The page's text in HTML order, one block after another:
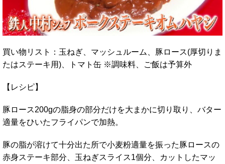
買い物リスト：玉ねぎ、マッシュルーム、豚ロース(厚切りま
たはステーキ用)、トマト缶 ※調味料、ご飯は予算外
【レシピ】
豚ロース200gの脂身の部分だけを大まかに切り取り、バター
適量をひいたフライパンで加熱。
豚の脂が溶けて十分出た所で小麦粉適量を振った豚ロースの
赤身ステーキ部分、玉ねぎスライス1個分、カットしたマッ